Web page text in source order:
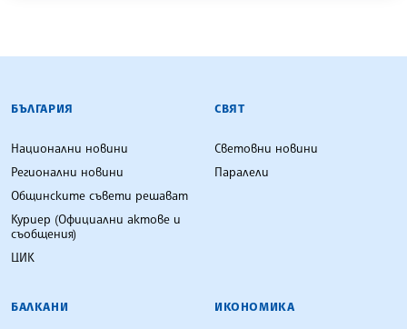
БЪЛГАРСКА ТЕЛЕГРАФНА АГЕНЦИЯ
БЪЛГАРИЯ
Национални новини
Регионални новини
Общинските съвети решават
Куриер (Официални актове и
съобщения)
ЦИК
СВЯТ
Световни новини
Паралели
БАЛКАНИ ИКОНОМИКА